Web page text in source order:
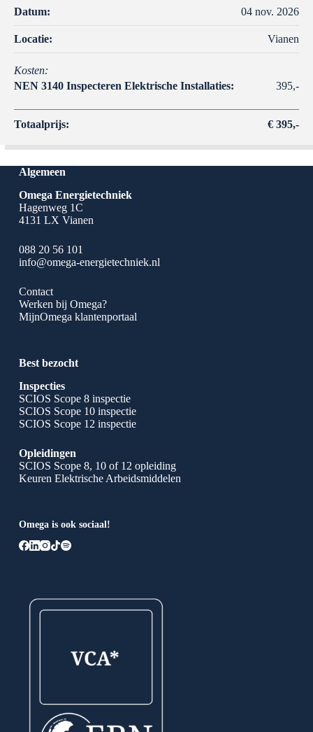
Datum: 04 nov. 2026
Locatie: Vianen
Kosten:
NEN 3140 Inspecteren Elektrische Installaties:
395,-
Totaalprijs: € 395,-
Algemeen
Omega Energietechniek
Hagenweg 1C
4131 LX Vianen
088 20 56 101
info@omega-energietechniek.nl
Contact
Werken bij Omega?
MijnOmega klantenportaal
Best bezocht
Inspecties
SCIOS Scope 8 inspectie
SCIOS Scope 10 inspectie
SCIOS Scope 12 inspectie
Opleidingen
SCIOS Scope 8, 10 of 12 opleiding
Keuren Elektrische Arbeidsmiddelen
Omega is ook sociaal!